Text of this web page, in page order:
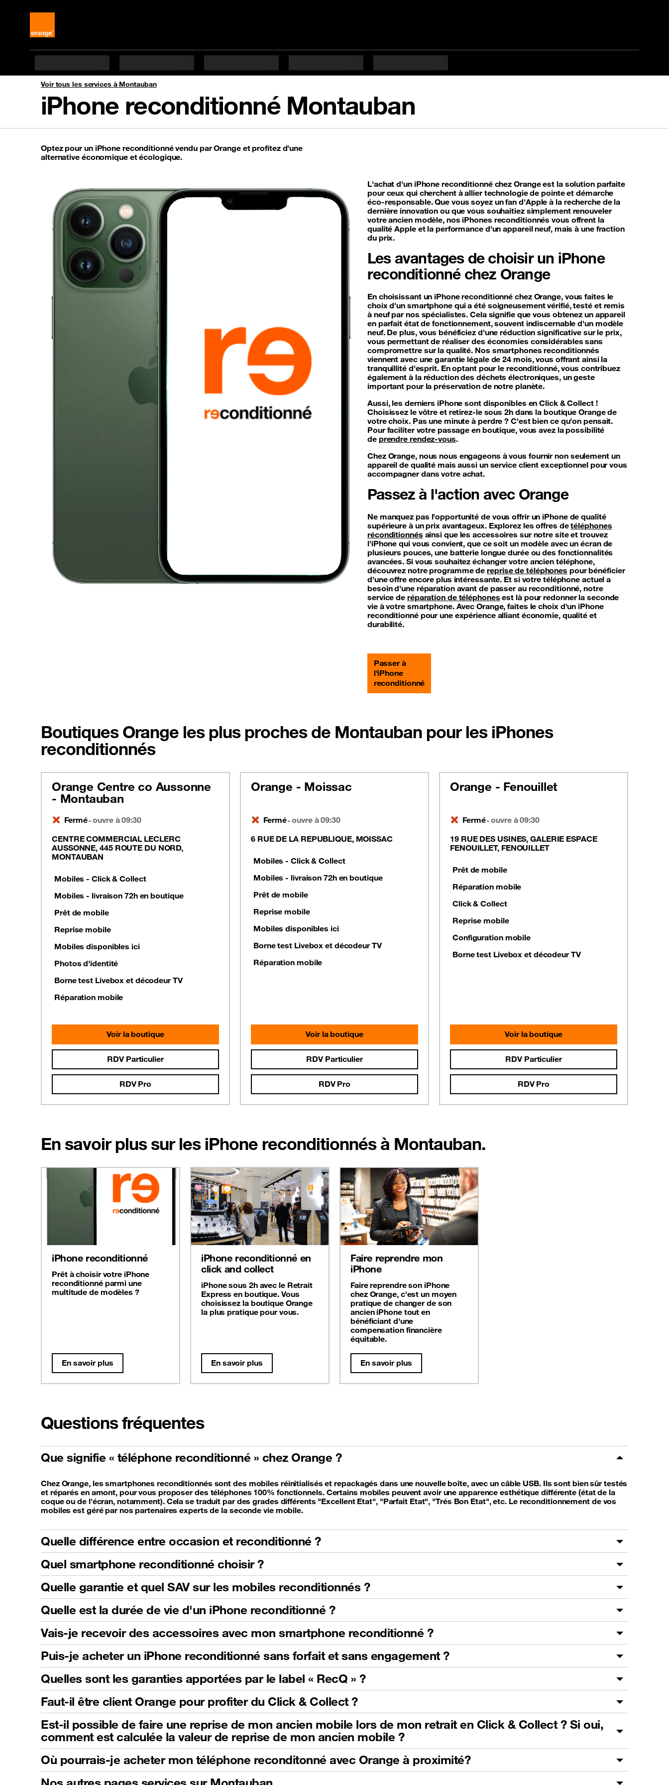
Voir tous les services à Montauban
iPhone reconditionné Montauban
Optez pour un iPhone reconditionné vendu par Orange et profitez d'une
alternative économique et écologique.
L'achat d'un iPhone reconditionné chez Orange est la solution parfaite
pour ceux qui cherchent à allier technologie de pointe et démarche
éco-responsable. Que vous soyez un fan d'Apple à la recherche de la
dernière innovation ou que vous souhaitiez simplement renouveler
votre ancien modèle, nos iPhones reconditionnés vous offrent la
qualité Apple et la performance d'un appareil neuf, mais à une fraction
du prix.
Les avantages de choisir un iPhone
reconditionné chez Orange
En choisissant un iPhone reconditionné chez Orange, vous faites le
choix d'un smartphone qui a été soigneusement vérifié, testé et remis
à neuf par nos spécialistes. Cela signifie que vous obtenez un appareil
en parfait état de fonctionnement, souvent indiscernable d'un modèle
neuf. De plus, vous bénéficiez d'une réduction significative sur le prix,
vous permettant de réaliser des économies considérables sans
compromettre sur la qualité. Nos smartphones reconditionnés
viennent avec une garantie légale de 24 mois, vous offrant ainsi la
tranquillité d'esprit. En optant pour le reconditionné, vous contribuez
également à la réduction des déchets électroniques, un geste
important pour la préservation de notre planète.
Aussi, les derniers iPhone sont disponibles en Click & Collect !
Choisissez le vôtre et retirez-le sous 2h dans la boutique Orange de
votre choix. Pas une minute à perdre ? C'est bien ce qu'on pensait.
Pour faciliter votre passage en boutique, vous avez la possibilité
de prendre rendez-vous.
Chez Orange, nous nous engageons à vous fournir non seulement un
appareil de qualité mais aussi un service client exceptionnel pour vous
accompagner dans votre achat.
Passez à l'action avec Orange
Ne manquez pas l'opportunité de vous offrir un iPhone de qualité
supérieure à un prix avantageux. Explorez les offres detéléphones
réconditionnés ainsi que les accessoires sur notre site et trouvez
l'iPhone qui vous convient, que ce soit un modèle avec un écran de
plusieurs pouces, une batterie longue durée ou des fonctionnalités
avancées. Si vous souhaitez échanger votre ancien téléphone,
découvrez notre programme dereprise de téléphones pour bénéficier
d'une offre encore plus intéressante. Et si votre téléphone actuel a
besoin d'une réparation avant de passer au reconditionné, notre
service de réparation de téléphones est là pour redonner la seconde
vie à votre smartphone. Avec Orange, faites le choix d'un iPhone
reconditionné pour une expérience alliant économie, qualité et
durabilité.
Passer à
l'iPhone
reconditionné
Boutiques Orange les plus proches de Montauban pour les iPhones
reconditionnés
Orange Centre co Aussonne
- Montauban
Fermé-ouvre à 09:30
CENTRE COMMERCIAL LECLERC
AUSSONNE, 445 ROUTE DU NORD,
MONTAUBAN
Mobiles - Click & Collect
Mobiles - livraison 72h en boutique
Prêt de mobile
Reprise mobile
Mobiles disponibles ici
Photos d'identité
Borne test Livebox et décodeur TV
Réparation mobile
Voir la boutique
RDV Particulier
RDV Pro
Orange - Moissac
Fermé-ouvre à 09:30
6 RUE DE LA REPUBLIQUE, MOISSAC
Mobiles - Click & Collect
Mobiles - livraison 72h en boutique
Prêt de mobile
Reprise mobile
Mobiles disponibles ici
Borne test Livebox et décodeur TV
Réparation mobile
Voir la boutique
RDV Particulier
RDV Pro
Orange - Fenouillet
Fermé-ouvre à 09:30
19 RUE DES USINES, GALERIE ESPACE
FENOUILLET, FENOUILLET
Prêt de mobile
Réparation mobile
Click & Collect
Reprise mobile
Configuration mobile
Borne test Livebox et décodeur TV
Voir la boutique
RDV Particulier
RDV Pro
En savoir plus sur les iPhone reconditionnés à Montauban.
iPhone reconditionné
Prêt à choisir votre iPhone
reconditionné parmi une
multitude de modèles ?
En savoir plus
iPhone reconditionné en
click and collect
iPhone sous 2h avec le Retrait
Express en boutique. Vous
choisissez la boutique Orange
la plus pratique pour vous.
En savoir plus
Faire reprendre mon
iPhone
Faire reprendre son iPhone
chez Orange, c'est un moyen
pratique de changer de son
ancien iPhone tout en
bénéficiant d'une
compensation financière
équitable.
En savoir plus
Questions fréquentes
Que signifie « téléphone reconditionné » chez Orange ?
Chez Orange, les smartphones reconditionnés sont des mobiles réinitialisés et repackagés dans une nouvelle boîte, avec un câble USB. Ils sont bien sûr testés
et réparés en amont, pour vous proposer des téléphones 100% fonctionnels. Certains mobiles peuvent avoir une apparence esthétique différente (état de la
coque ou de l'écran, notamment). Cela se traduit par des grades différents "Excellent Etat", "Parfait Etat", "Trés Bon Etat", etc. Le reconditionnement de vos
mobiles est géré par nos partenaires experts de la seconde vie mobile.
Quelle différence entre occasion et reconditionné ?
Quel smartphone reconditionné choisir ?
Quelle garantie et quel SAV sur les mobiles reconditionnés ?
Quelle est la durée de vie d'un iPhone reconditionné ?
Vais-je recevoir des accessoires avec mon smartphone reconditionné ?
Puis-je acheter un iPhone reconditionné sans forfait et sans engagement ?
Quelles sont les garanties apportées par le label « RecQ » ?
Faut-il être client Orange pour profiter du Click & Collect ?
Est-il possible de faire une reprise de mon ancien mobile lors de mon retrait en Click & Collect ? Si oui,
comment est calculée la valeur de reprise de mon ancien mobile ?
Où pourrais-je acheter mon téléphone reconditonné avec Orange à proximité?